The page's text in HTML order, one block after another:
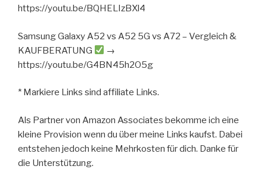
https://youtu.be/BQHELIzBXl4
Samsung Galaxy A52 vs A52 5G vs A72 – Vergleich &
KAUFBERATUNG
→
https://youtu.be/G4BN45h2O5g
* Markiere Links sind affiliate Links.
Als Partner von Amazon Associates bekomme ich eine
kleine Provision wenn du über meine Links kaufst. Dabei
entstehen jedoch keine Mehrkosten für dich. Danke für
die Unterstützung.